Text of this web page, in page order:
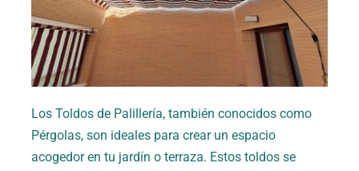
Los Toldos de Palillería, también conocidos como
Pérgolas, son ideales para crear un espacio
acogedor en tu jardín o terraza. Estos toldos se